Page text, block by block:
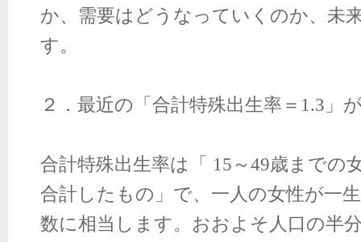
か、需要はどうなっていくのか、未
す。
２．最近の「合計特殊出生率＝ 1.3 」
合計特殊出生率は「 15～49歳までの
合計したもの」で、一人の女性が一
数に相当します。おおよそ人口の半